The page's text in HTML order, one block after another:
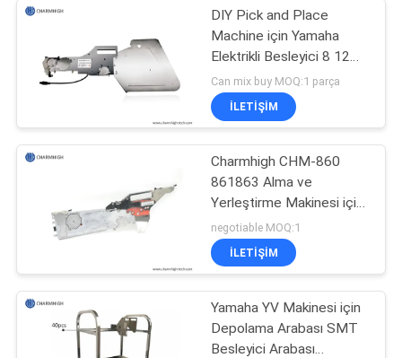
FABRIKA
TURU
KONTROLÜ
ULAŞIN
HABERLER
SHOPPING
SMT üretim hattı
Şablon Yazıcısı
DIY Pick and Place
Machine için Yamaha
Elektrikli Besleyici 8 12
16 24mm, Charmhigh
SMT Makinesi
Can mix buy MOQ:1 parça
İLETIŞIM
Charmhigh CHM-860
861863 Alma ve
Yerleştirme Makinesi için
Fuji NXT Elektrikli SMT
Besleyici 8/12/16 /
24mm
negotiable MOQ:1
İLETIŞIM
Yamaha YV Makinesi için
Depolama Arabası SMT
Besleyici Arabası